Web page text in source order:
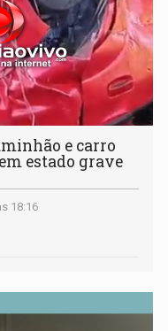
e carro
estado grave
18:16